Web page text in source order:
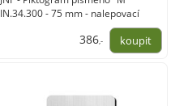
IN.34.300 - 75 mm - nalepovací
386,-